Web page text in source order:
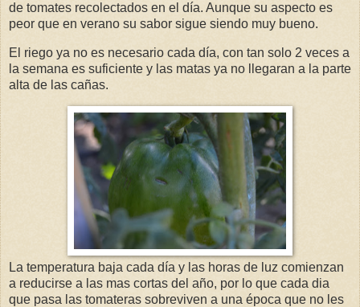
de tomates recolectados en el día. Aunque su aspecto es
peor que en verano su sabor sigue siendo muy bueno.
El riego ya no es necesario cada día, con tan solo 2 veces a
la semana es suficiente y las matas ya no llegaran a la parte
alta de las cañas.
La temperatura baja cada día y las horas de luz comienzan
a reducirse a las mas cortas del año, por lo que cada dia
que pasa las tomateras sobreviven a una época que no les